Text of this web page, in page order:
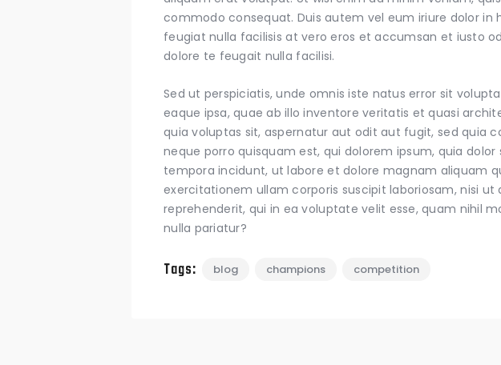
commodo consequat. Duis autem vel eum iriure dolor
feugiat nulla facilisis at vero eros et accumsan et iusto
dolore te feugait nulla facilisi.
Sed ut perspiciatis, unde omnis iste natus error sit
eaque ipsa, quae ab illo inventore veritatis et quasi
quia voluptas sit, aspernatur aut odit aut fugit, sed quia
neque porro quisquam est, qui dolorem ipsum, quia
tempora incidunt, ut labore et dolore magnam aliquam
exercitationem ullam corporis suscipit laboriosam, nisi
reprehenderit, qui in ea voluptate velit esse, quam nihil
nulla pariatur?
Tags: blog champions competition